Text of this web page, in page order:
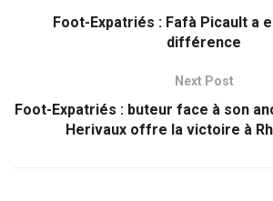
Foot-Expatriés : Fafà Picault a
différence
Next Post
Foot-Expatriés : buteur face à son
Herivaux offre la victoire à